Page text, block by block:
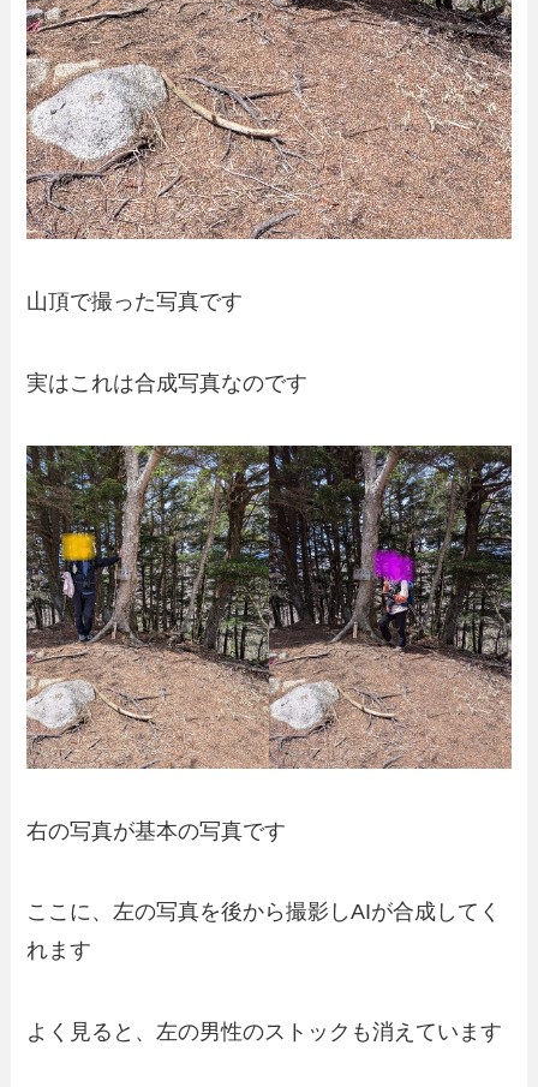
山頂で撮った写真です
実はこれは合成写真なのです
右の写真が基本の写真です
ここに、左の写真を後から撮影しAIが合成してく
れます
よく見ると、左の男性のストックも消えています